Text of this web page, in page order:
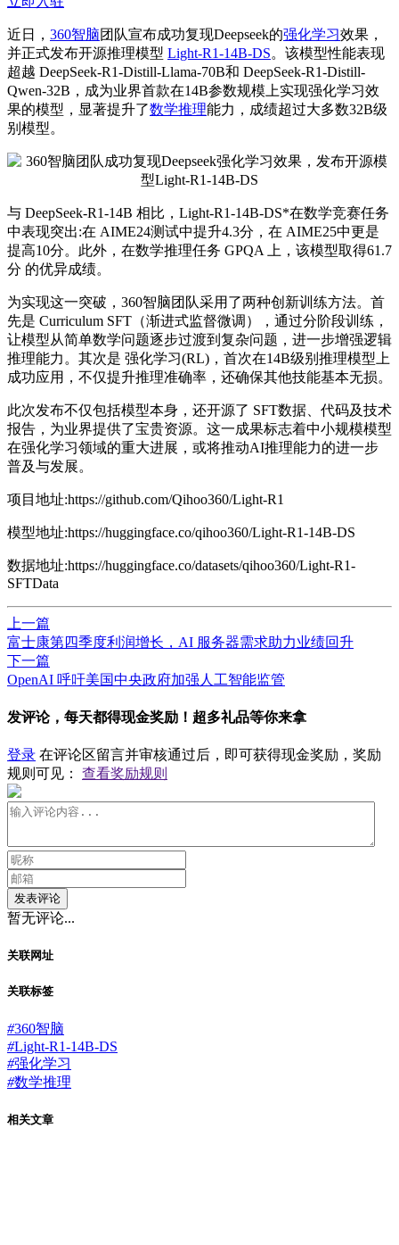
近日， 360智脑团队宣布成功复现Deepseek的强化学习效果，
并正式发布开源推理模型 Light-R1-14B-DS。该模型性能表现
超越 DeepSeek-R1-Distill-Llama-70B和 DeepSeek-R1-Distill-
Qwen-32B，成为业界首款在14B参数规模上实现强化学习效
果的模型，显著提升了数学推理能力，成绩超过大多数32B级
别模型。
与 DeepSeek-R1-14B 相比，Light-R1-14B-DS*在数学竞赛任务
中表现突出:在 AIME24测试中提升4.3分，在 AIME25中更是
提高10分。此外，在数学推理任务 GPQA 上，该模型取得61.7
分 的优异成绩。
为实现这一突破，360智脑团队采用了两种创新训练方法。首
先是 Curriculum SFT（渐进式监督微调），通过分阶段训练，
让模型从简单数学问题逐步过渡到复杂问题，进一步增强逻辑
推理能力。其次是 强化学习(RL)， 首次在14B级别推理模型上
成功应用，不仅提升推理准确率，还确保其他技能基本无损。
此次发布不仅包括模型本身，还开源了 SFT数据、代码及技术
报告，为业界提供了宝贵资源。这一成果标志着中小规模模型
在强化学习领域的重大进展，或将推动AI推理能力的进一步
普及与发展。
项目地址:https://github.com/Qihoo360/Light-R1
模型地址:https://huggingface.co/qihoo360/Light-R1-14B-DS
数据地址:https://huggingface.co/datasets/qihoo360/Light-R1-
SFTData
上一篇
富士康第四季度利润增长，AI 服务器需求助力业绩回升
下一篇
​OpenAI 呼吁美国中央政府加强人工智能监管
发评论，每天都得现金奖励！超多礼品等你来拿
登录 在评论区留言并审核通过后，即可获得现金奖励，奖励
规则可见： 查看奖励规则
发表评论
暂无评论...
关联网址
关联标签
#360智脑
#Light-R1-14B-DS
#强化学习
#数学推理
相关文章